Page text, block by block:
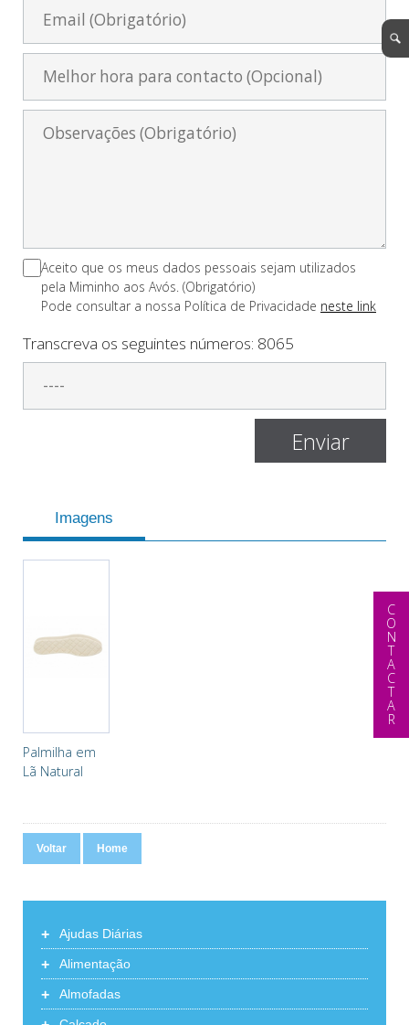
Aceito que os meus dados pessoais sejam utilizados
pela Miminho aos Avós. (Obrigatório)
Pode consultar a nossa Polí­tica de Privacidade neste link
Transcreva os seguintes números: 8065
Imagens
Palmilha em
Lã Natural
Voltar Home
+ Ajudas Diárias
+ Alimentação
+ Almofadas
CONTACTAR